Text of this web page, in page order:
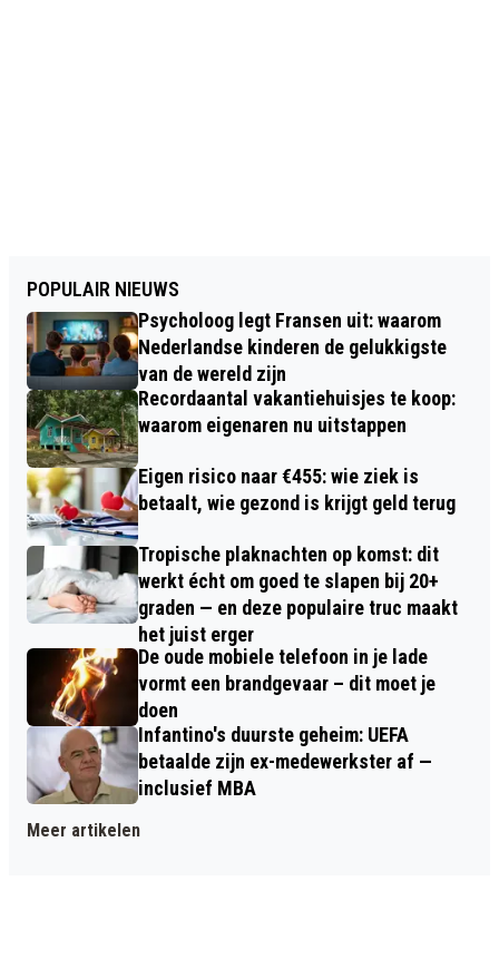
POPULAIR NIEUWS
Psycholoog legt Fransen uit: waarom
Nederlandse kinderen de gelukkigste
van de wereld zijn
Recordaantal vakantiehuisjes te koop:
waarom eigenaren nu uitstappen
Eigen risico naar €455: wie ziek is
betaalt, wie gezond is krijgt geld terug
Tropische plaknachten op komst: dit
werkt écht om goed te slapen bij 20+
graden — en deze populaire truc maakt
het juist erger
De oude mobiele telefoon in je lade
vormt een brandgevaar – dit moet je
doen
Infantino's duurste geheim: UEFA
betaalde zijn ex-medewerkster af —
inclusief MBA
Meer artikelen